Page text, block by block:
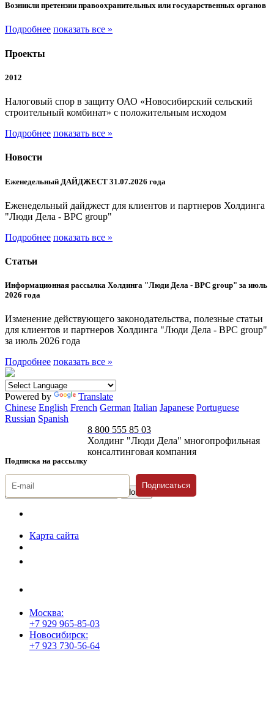
Возникли претензии правоохранительных или государственных органов
Подробнее показать все »
Проекты
2012
Налоговый спор в защиту ОАО «Новосибирский сельский
строительный комбинат» с положительным исходом
Подробнее показать все »
Новости
Еженедельный ДАЙДЖЕСТ 31.07.2026 года
Еженедельный дайджест для клиентов и партнеров Холдинга
"Люди Дела - BPC group"
Подробнее показать все »
Статьи
Информационная рассылка Холдинга "Люди Дела - BPC group" за июль
2026 года
Изменение действующего законодательства, полезные статьи
для клиентов и партнеров Холдинга "Люди Дела - BPC group"
за июль 2026 года
Подробнее показать все »
Powered by
Translate
Chinese English French German Italian Japanese Portuguese
Russian Spanish
Подписка на рассылку
8 800 555 85 03
Холдинг "Люди Дела" многопрофильная
консалтинговая компания
Подписаться
Карта сайта
Москва:
+7 929 965-85-03
Новосибирск:
+7 923 730-56-64